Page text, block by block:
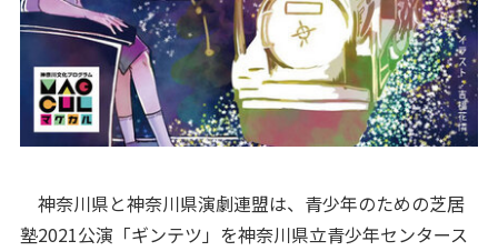
神奈川県と神奈川県演劇連盟は、青少年のための芝居
塾2021公演「ギンテツ」を神奈川県立青少年センタース